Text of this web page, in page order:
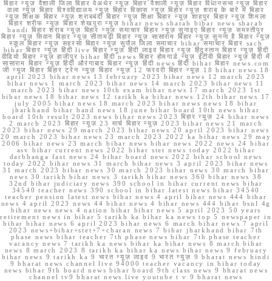
बिहार न्यूज़ वैशाली जिला बिहार वेअथेर न्यूज़ बिहार वैशाली न्यूज़ बिहार विधानसभा न्यूज़ बिहार
वाला न्यूज़ बिहार विश्वविद्यालय न्यूज़ बिहार विकास न्यूज़ बिहार न्यूज़ शराब के बारे में बिहार
न्यूज़ शिक्षक बिहार न्यूज़ शराबबंदी बिहार न्यूज़ शिक्षा बिहार न्यूज़ शाहपुर बिहार न्यूज़ शिमला
बिहार शरीफ न्यूज़ बिहार शेखपुरा न्यूज़ bihar news sharab bihar news sharab
bandi बिहार शराब न्यूज़ बिहार न्यूज़ समाचार बिहार न्यूज़ सुनाइए बिहार न्यूज़ समस्तीपुर
बिहार न्यूज़ सिवान बिहार न्यूज़ सीतामढ़ी बिहार न्यूज़ सासाराम बिहार न्यूज़ सुनना है बिहार न्यूज़
स्कूल बिहार न्यूज़ सहरसा बिहार न्यूज़ सुपौल जिला समाचार bihar समाचार बिहार sach
bihar बिहार न्यूज़ हिंदी live बिहार न्यूज़ हिंदी लाइव बिहार न्यूज़ हिंदुस्तान बिहार न्यूज़ हिंदी
वीडियो बिहार न्यूज़ हाजीपुर bihar हिंदी news बिहार होमगार्ड न्यूज़ ईटीवी बिहार न्यूज़ हिंदी में
सासाराम बिहार न्यूज़ हिंदी औरंगाबाद बिहार न्यूज़ हिंदी news हिंदी bihar बिहार news.com
जी न्यूज बिहार बिहार ट्रेन न्यूज़ बिहार न्यूज़ 12 फरवरी बिहार न्यूज़ 18 bihar news 18
april 2023 bihar news 13 february 2023 bihar news 12 march 2023
bihar news 1 march 2023 bihar news 14 march 2023 bihar news 11
march 2023 bihar news 10th exam bihar news 17 march 2023 1st
bihar news 18 bihar news 12 tarikh ka bihar news 12th bihar news 17
july 2005 bihar news 18 march 2023 bihar news news 18 bihar
jharkhand bihar band news 18 june bihar board 10th news bihar
board 10th result 2023 news bihar news 2023 बिहार न्यूज़ 24 bihar news
2 march 2023 बिहार न्यूज़ 23 मार्च बिहार न्यूज़ 2023 bihar news 21 march
2023 bihar news 29 march 2023 bihar news 20 april 2023 bihar news
20 march 2023 bihar news 23 march 2023 2022 ka bihar news 29 may
2006 bihar news 23 march bihar news bihar news 2022 news 24 bihar
asv bihar current news 2022 bihar stet news today 2022 bihar
darbhanga fast news 24 bihar board news 2022 bihar school news
today 2022 bihar news 31 march bihar news 3 april 2023 bihar news
31 march 2023 bihar news 30 march 2023 bihar news 30 march bihar
news 30 tarikh bihar news 3 tarikh bihar news 360 bihar news 38
32nd bihar judiciary news 390 school in bihar current news bihar
34540 teacher news 390 school in bihar latest news bihar 34540
teacher pension latest news bihar news 4 april bihar news 444 bihar
news 4 april 2023 news 44 bihar news 4 bihar news 444 bihar bsnl 4g
bihar news news 4 nation bihar bihar news 5 april 2023 50 years
retirement news in bihar 5 tarikh ka bihar ka news top 5 newspaper in
bihar bihar news 6 april 2023 bihar news 6 march bihar news 7 april
2023 news+bihar+stet+7+charan news 7 bihar jharkhand bihar 7th
phase news bihar teacher 7th phase news bihar 7th phase teacher
vacancy news 7 tarikh ka news bihar ka bihar news 8 march bihar
news 8 march 2023 8 tarikh ka bihar ka news bihar news 9 february
bihar news 9 tarikh ka 9 भारत न्यूज़ लाइव 9 भारत न्यूज़ 9 bharat news hindi
9 bharat news channel live 94000 teacher vacancy in bihar today
news bihar 9th board news bihar board 9th class news 9 bharat news
channel tv9 bharat news live youtube t v 9 bharat news